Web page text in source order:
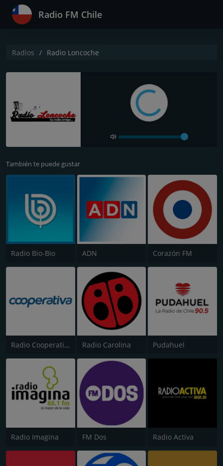
Radio FM Chile
Radios Radio Loncoche
También te puede gustar
Radio Bio-Bio ADN Corazón FM
Radio Cooperativa Radio Carolina Pudahuel
Radio Imagina FM Dos Radio Activa